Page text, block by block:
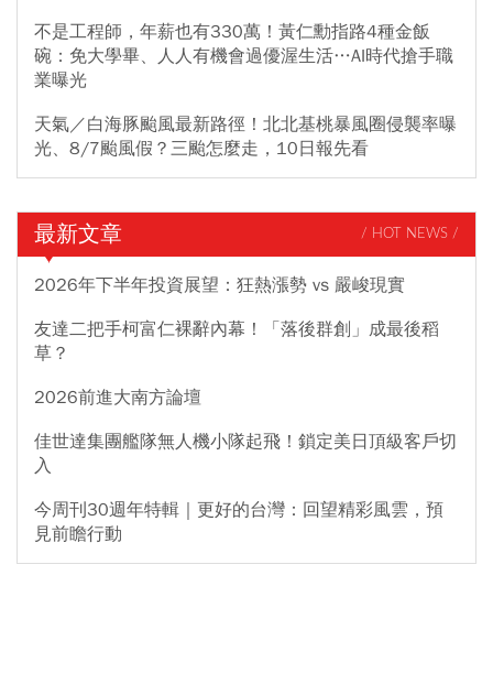
不是工程師，年薪也有330萬！黃仁勳指路4種金飯
碗：免大學畢、人人有機會過優渥生活…AI時代搶手職
業曝光
天氣／白海豚颱風最新路徑！北北基桃暴風圈侵襲率曝
光、8/7颱風假？三颱怎麼走，10日報先看
最新文章 / HOT NEWS /
2026年下半年投資展望：狂熱漲勢 vs 嚴峻現實
友達二把手柯富仁裸辭內幕！「落後群創」成最後稻
草？
2026前進大南方論壇
佳世達集團艦隊無人機小隊起飛！鎖定美日頂級客戶切
入
今周刊30週年特輯｜更好的台灣：回望精彩風雲，預
見前瞻行動